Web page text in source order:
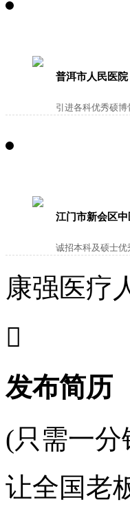
普洱市人民医院
引进各科优秀硕博
江门市新会区中
诚招本科及硕士优
康强医疗

发布简历
(只需一分
让全国老